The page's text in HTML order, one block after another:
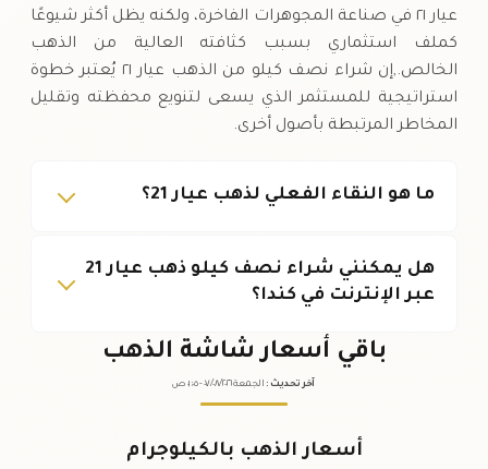
عيار ٢١ في صناعة المجوهرات الفاخرة، ولكنه يظل أكثر شيوعًا
كملف استثماري بسبب كثافته العالية من الذهب
الخالص.,إن شراء نصف كيلو من الذهب عيار ٢١ يُعتبر خطوة
استراتيجية للمستثمر الذي يسعى لتنويع محفظته وتقليل
المخاطر المرتبطة بأصول أخرى.
ما هو النقاء الفعلي لذهب عيار 21؟
هل يمكنني شراء نصف كيلو ذهب عيار 21
عبر الإنترنت في كندا؟
باقي أسعار شاشة الذهب
آخر تحديث : الجمعة ٠٧ /٠٨/٢٠٢٦ - ٠١:٠٥ ص
أسعار الذهب بالكيلوجرام